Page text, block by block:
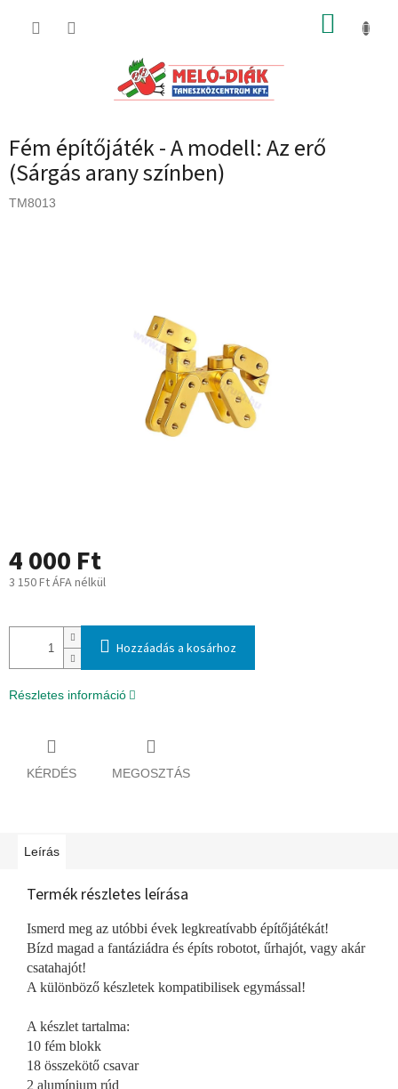
KOSÁR
Fém építőjáték - A modell: Az erő
(Sárgás arany színben)
TM8013
4 000 Ft
3 150 Ft ÁFA nélkül
Hozzáadás a kosárhoz
Részletes információ
KÉRDÉS MEGOSZTÁS
Leírás
Termék részletes leírása
Ismerd meg az utóbbi évek legkreatívabb építőjátékát!
Bízd magad a fantáziádra és építs robotot, űrhajót, vagy akár
csatahajót!
A különböző készletek kompatibilisek egymással!
A készlet tartalma:
10 fém blokk
18 összekötő csavar
2 alumínium rúd